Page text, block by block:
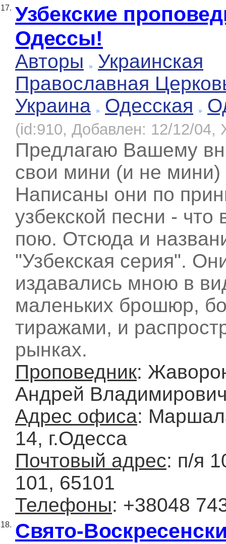
17. Узбекские
Одессы!
Авторы
Украинская
Православная
Украина
Одесская
(id:910, Добавлен: 12/12/04,
Предлагаю Вашему
свои мини (и не мини)
Написаны они по
узбекской песни - что
пою. Отсюда и
"Узбекская серия".
издавались мною в
маленьких брошюр,
тиражами, и
рынках.
Проповедник:
Андрей
Адрес офиса:
14, г.Одесса
Почтовый адрес: п/я
101, 65101
Телефоны: +38048
18. Свято-